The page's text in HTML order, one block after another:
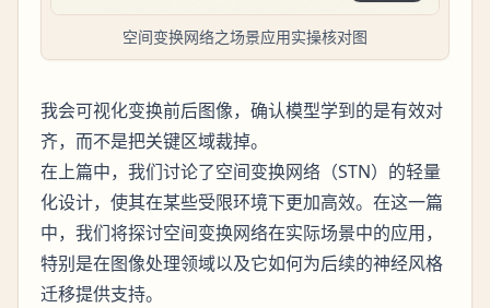
空间变换网络之场景应用实操核对图
我会可视化变换前后图像，确认模型学到的是有效对
齐，而不是把关键区域裁掉。
在上篇中，我们讨论了空间变换网络（STN）的轻量
化设计，使其在某些受限环境下更加高效。在这一篇
中，我们将探讨空间变换网络在实际场景中的应用，
特别是在图像处理领域以及它如何为后续的神经风格
迁移提供支持。